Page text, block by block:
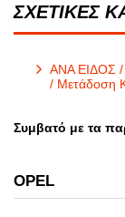
ΣΧΕΤΙΚΕΣ
ΑΝΑ ΕΙΔΟΣ /
/ Μετάδοση
Συμβατό με τα
OPEL